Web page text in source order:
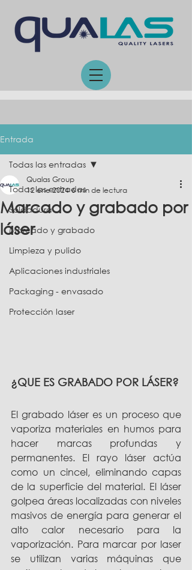
Entrada
Todas las entradas
Soldadura
Marcado y grabado
Limpieza y pulido
Aplicaciones industriales
Packaging - envasado
Protección laser
Todas las entradas
Marcado y grabado por
láser
Qualas Group
12 ene 2024 6 min de lectura
¿QUE ES GRABADO POR LÁSER?
El grabado láser es un proceso que
vaporiza materiales en humos para
hacer marcas profundas y
permanentes. El rayo láser actúa
como un cincel, eliminando capas
de la superficie del material. El láser
golpea áreas localizadas con niveles
masivos de energía para generar el
alto calor necesario para la
vaporización. Para marcar por laser
se utilizan varias máquinas que